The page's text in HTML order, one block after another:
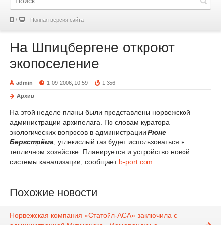
Полная версия сайта
На Шпицбергене откроют
экопоселение
admin 1-09-2006, 10:59 1 356
Архив
На этой неделе планы были представлены норвежской
администрации архипелага. По словам куратора
экологических вопросов в администрации Рюне
Бергстрёма , углекислый газ будет использоваться в
тепличном хозяйстве. Планируется и устройство новой
системы канализации, сообщает b-port.com
Похожие новости
Норвежская компания «Статойл-АСА» заключила с